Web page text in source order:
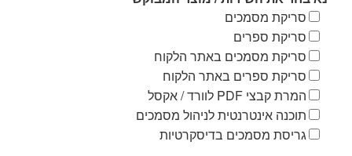
סריקת מסמכים
סריקת ספרים
סריקת מסמכים באתר הלקוח
סריקת ספרים באתר הלקוח
המרת קבצי PDF לוורד / אקסל
תוכנה אינטרנטית לניהול מסמכים
גריסת מסמכים בדיסקרטיות